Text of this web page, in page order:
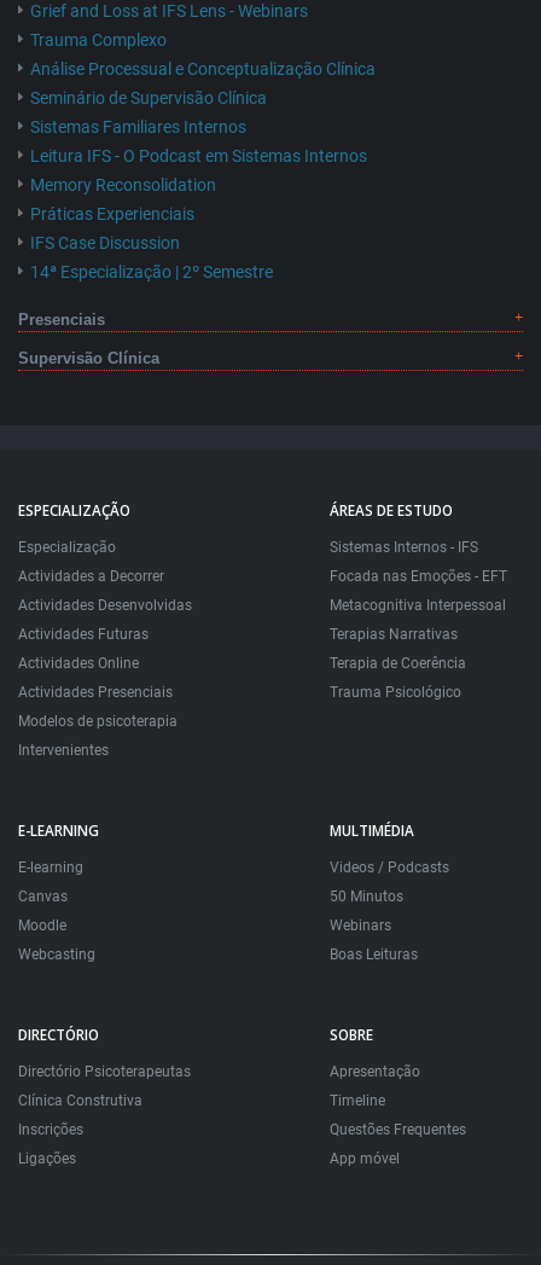
Grief and Loss at IFS Lens - Webinars
Trauma Complexo
Análise Processual e Conceptualização Clínica
Seminário de Supervisão Clínica
Sistemas Familiares Internos
Leitura IFS - O Podcast em Sistemas Internos
Memory Reconsolidation
Práticas Experienciais
IFS Case Discussion
14ª Especialização | 2º Semestre
Presenciais
Supervisão Clínica
ESPECIALIZAÇÃO
Especialização
Actividades a Decorrer
Actividades Desenvolvidas
Actividades Futuras
Actividades Online
Actividades Presenciais
Modelos de psicoterapia
Intervenientes
ÁREAS DE ESTUDO
Sistemas Internos - IFS
Focada nas Emoções - EFT
Metacognitiva Interpessoal
Terapias Narrativas
Terapia de Coerência
Trauma Psicológico
E-LEARNING
E-learning
Canvas
Moodle
Webcasting
MULTIMÉDIA
Videos / Podcasts
50 Minutos
Webinars
Boas Leituras
DIRECTÓRIO
Directório Psicoterapeutas
Clínica Construtiva
Inscrições
Ligações
SOBRE
Apresentação
Timeline
Questões Frequentes
App móvel